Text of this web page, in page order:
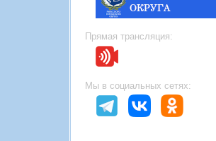
Прямая трансляция:
Мы в социальных сетях: